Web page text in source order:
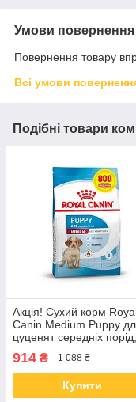
Умови повернення
Повернення товару
Всі умови
Подібні товари
Акція! Сухий корм
Canin Medium Puppy
цуценят середніх порід,
подарунок!
914 ₴ 1 088 ₴
Купити